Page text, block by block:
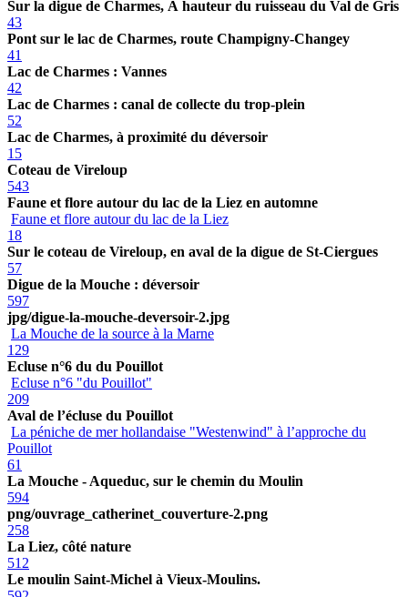
Sur la digue de Charmes, Ã hauteur du ruisseau du Val de Gris
43
Pont sur le lac de Charmes, route Champigny-Changey
41
Lac de Charmes : Vannes
42
Lac de Charmes : canal de collecte du trop-plein
52
Lac de Charmes, à proximité du déversoir
15
Coteau de Vireloup
543
Faune et flore autour du lac de la Liez en automne
Faune et flore autour du lac de la Liez
18
Sur le coteau de Vireloup, en aval de la digue de St-Ciergues
57
Digue de la Mouche : déversoir
597
jpg/digue-la-mouche-deversoir-2.jpg
La Mouche de la source à la Marne
129
Ecluse n°6 du du Pouillot
Ecluse n°6 "du Pouillot"
209
Aval de l’écluse du Pouillot
La péniche de mer hollandaise "Westenwind" à l’approche du
Pouillot
61
La Mouche - Aqueduc, sur le chemin du Moulin
594
png/ouvrage_catherinet_couverture-2.png
258
La Liez, côté nature
512
Le moulin Saint-Michel à Vieux-Moulins.